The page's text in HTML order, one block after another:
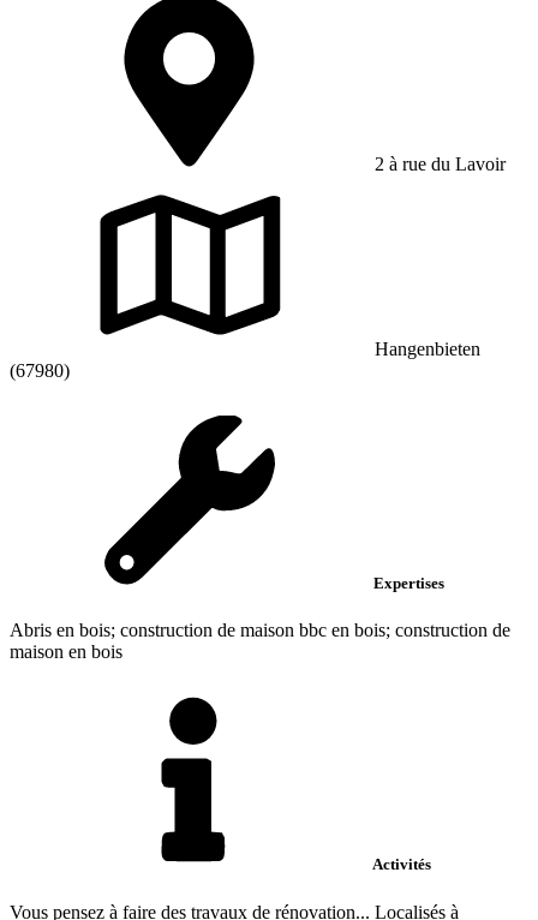
2 à rue du Lavoir
Hangenbieten
(67980)
Expertises
Abris en bois; construction de maison bbc en bois; construction de
maison en bois
Activités
Vous pensez à faire des travaux de rénovation... Localisés à